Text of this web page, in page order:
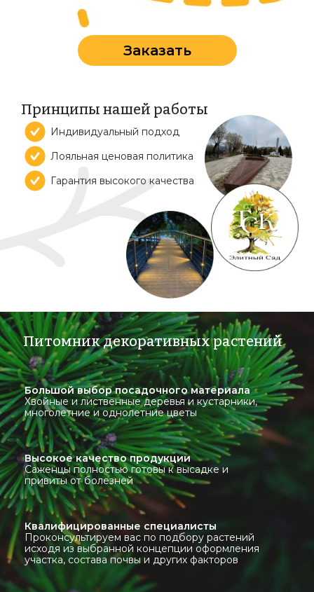
Заказать
Принципы нашей работы
Индивидуальный подход
Лояльная ценовая политика
Гарантия высокого качества
Питомник декоративных растений
Большой выбор посадочного материала
Хвойные и лиственные деревья и кустарники,
многолетние и однолетние цветы
Высокое качество продукции
Саженцы полностью готовы к высадке и
привиты от болезней
Квалифицированные специалисты
Проконсультируем вас по подбору растений
исходя из выбранной концепции оформления
участка, состава почвы и других факторов